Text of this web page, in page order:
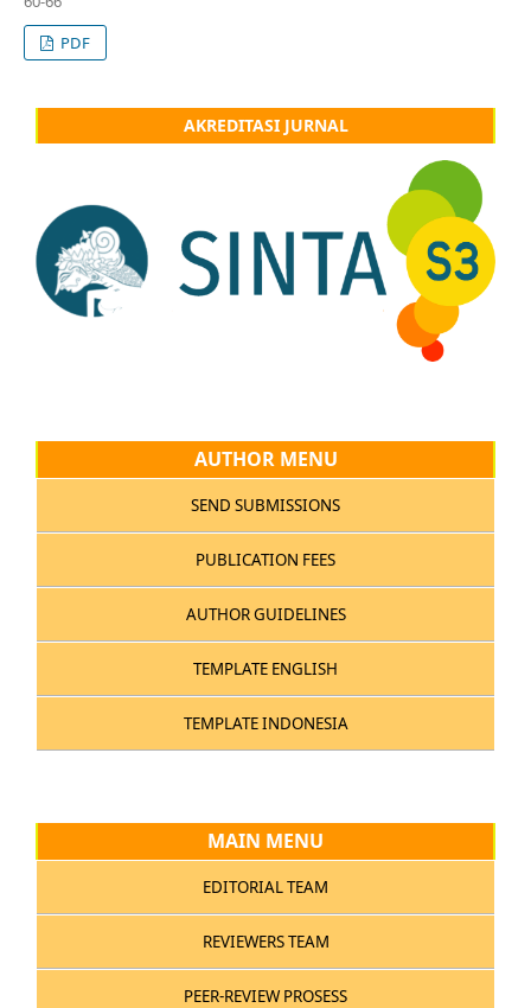
PDF
AKREDITASI JURNAL
AUTHOR MENU
SEND SUBMISSIONS
PUBLICATION FEES
AUTHOR GUIDELINES
TEMPLATE ENGLISH
TEMPLATE INDONESIA
MAIN MENU
EDITORIAL TEAM
REVIEWERS TEAM
PEER-REVIEW PROSESS